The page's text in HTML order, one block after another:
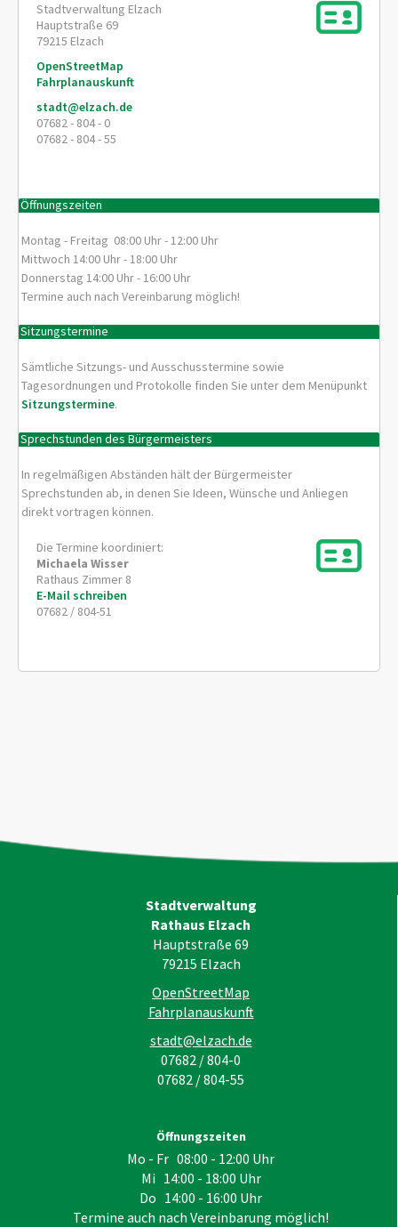
Stadtverwaltung Elzach
Hauptstraße 69
79215 Elzach
OpenStreetMap
Fahrplanauskunft
stadt@elzach.de
07682 - 804 - 0
07682 - 804 - 55
Öffnungszeiten
Montag - Freitag 08:00 Uhr - 12:00 Uhr
Mittwoch 14:00 Uhr - 18:00 Uhr
Donnerstag 14:00 Uhr - 16:00 Uhr
Termine auch nach Vereinbarung möglich!
Sitzungstermine
Sämtliche Sitzungs- und Ausschusstermine sowie
Tagesordnungen und Protokolle finden Sie unter dem Menüpunkt
Sitzungstermine.
Sprechstunden des Bürgermeisters
In regelmäßigen Abständen hält der Bürgermeister
Sprechstunden ab, in denen Sie Ideen, Wünsche und Anliegen
direkt vortragen können.
Die Termine koordiniert:
Michaela Wisser
Rathaus Zimmer 8
E-Mail schreiben
07682 / 804-51
Stadtverwaltung
Rathaus Elzach
Hauptstraße 69
79215 Elzach
OpenStreetMap
Fahrplanauskunft
stadt@elzach.de
07682 / 804-0
07682 / 804-55
Öffnungszeiten
Mo - Fr 08:00 - 12:00 Uhr
Mi 14:00 - 18:00 Uhr
Do 14:00 - 16:00 Uhr
Termine auch nach Vereinbarung möglich!